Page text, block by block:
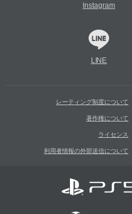
Instagram
LINE
レーティング制度について
著作権について
ライセンス
利用者情報の外部送信について